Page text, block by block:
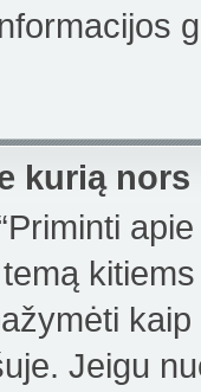
kurią nors
Jeigu